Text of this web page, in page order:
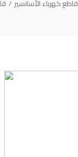
قاطع كهرباء الأسانسير /